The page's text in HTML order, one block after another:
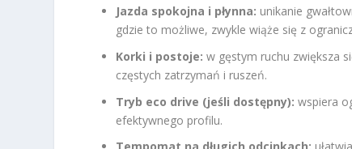
Jazda spokojna i płynna: unikanie
gdzie to możliwe, zwykle wiąże się z
Korki i postoje: w gęstym ruchu zwiększa
częstych zatrzymań i ruszeń.
Tryb eco drive (jeśli dostępny): wspiera
efektywnego profilu.